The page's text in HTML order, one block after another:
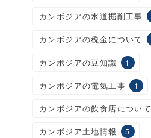
カンボジアの水道掘削工事
カンボジアの税金について
カンボジアの豆知識 1
カンボジアの電気工事 1
カンボジアの飲食店について
カンボジア土地情報 5